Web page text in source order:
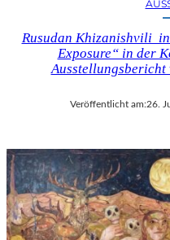
Rusudan Khizanishvili
Exposure“ in der
Veröffentlicht am:26.